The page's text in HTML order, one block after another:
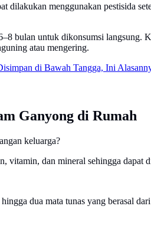
dilakukan menggunakan pestisida
bulan untuk dikonsumsi langsung.
atau mengering.
di Bawah Tangga, Ini
Ganyong di Rumah
keluarga?
vitamin, dan mineral sehingga dapat
dua mata tunas yang berasal